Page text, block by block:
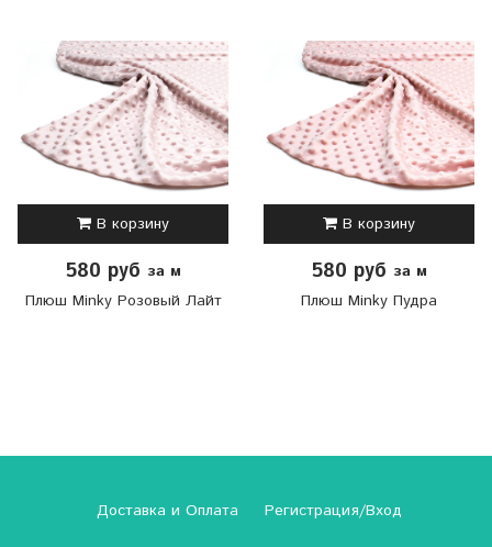
В корзину
580 руб за м
Плюш Minky Розовый Лайт
В корзину
580 руб за м
Плюш Minky Пудра
Доставка и Оплата
Регистрация/Вход